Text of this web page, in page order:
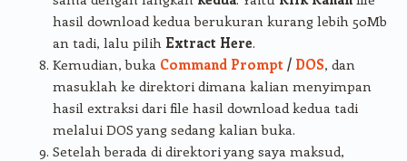
hasil download kedua berukuran kurang lebih 50Mb
an tadi, lalu pilih Extract Here.
Kemudian, buka Command Prompt/ DOS, dan
masuklah ke direktori dimana kalian menyimpan
hasil extraksi dari file hasil download kedua tadi
melalui DOS yang sedang kalian buka.
Setelah berada di direktori yang saya maksud,